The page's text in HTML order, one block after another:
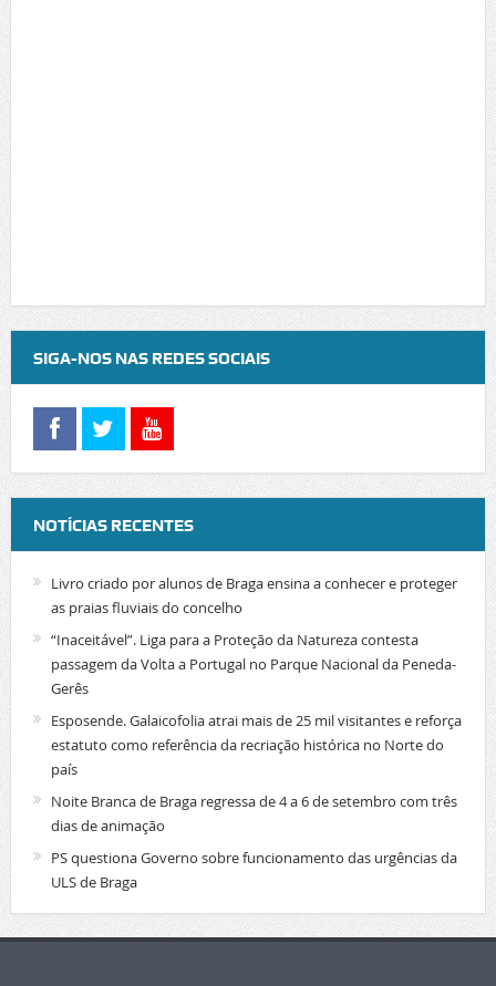
SIGA-NOS NAS REDES SOCIAIS
NOTÍCIAS RECENTES
Livro criado por alunos de Braga ensina a conhecer e proteger
as praias fluviais do concelho
“Inaceitável”. Liga para a Proteção da Natureza contesta
passagem da Volta a Portugal no Parque Nacional da Peneda-
Gerês
Esposende. Galaicofolia atrai mais de 25 mil visitantes e reforça
estatuto como referência da recriação histórica no Norte do
país
Noite Branca de Braga regressa de 4 a 6 de setembro com três
dias de animação
PS questiona Governo sobre funcionamento das urgências da
ULS de Braga